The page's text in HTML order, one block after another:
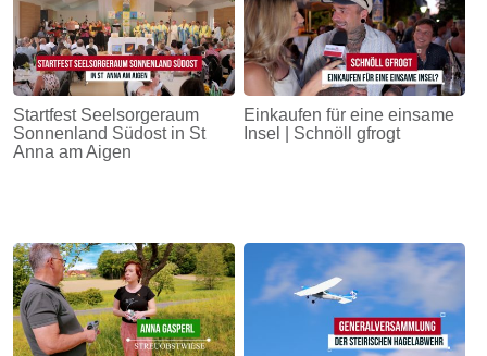
Startfest Seelsorgeraum
Sonnenland Südost in St
Anna am Aigen
Einkaufen für eine einsame
Insel | Schnöll gfrogt